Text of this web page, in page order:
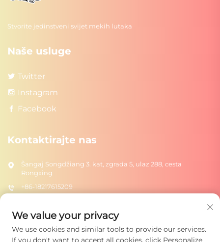
Stvorite jedinstveni svijet mekih lutaka
Naše usluge
Twitter
Instagram
Facebook
Kontaktirajte nas
Šangaj Songdžiang 3. kat, zgrada 5, ulaz 288, cesta
Rongxing
+86-18217615209
Pošalji
We value your privacy
We use cookies and similar tools to provide our services.
If you don't want to accept all cookies, click Personalize